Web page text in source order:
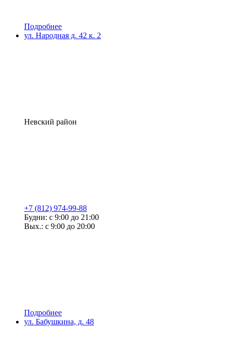
Подробнее
ул. Народная д. 42 к. 2
Невский район
+7 (812) 974-99-88
Будни: с 9:00 до 21:00
Вых.: с 9:00 до 20:00
Подробнее
ул. Бабушкина, д. 48